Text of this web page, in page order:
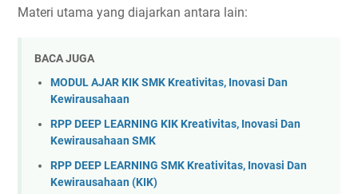
Materi utama yang diajarkan antara lain:
BACA JUGA
MODUL AJAR KIK SMK Kreativitas, Inovasi Dan
Kewirausahaan
RPP DEEP LEARNING KIK Kreativitas, Inovasi Dan
Kewirausahaan SMK
RPP DEEP LEARNING SMK Kreativitas, Inovasi Dan
Kewirausahaan (KIK)